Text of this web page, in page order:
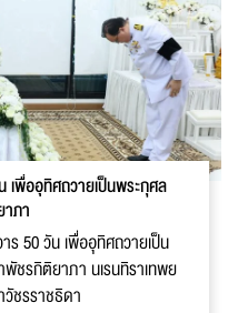
พื่ออุทิศถวายเป็นพระกุศล
ภา
50 วัน เพื่ออุทิศถวายเป็น
พัชรกิติยาภา นเรนทิราเทพย
ชรราชธิดา